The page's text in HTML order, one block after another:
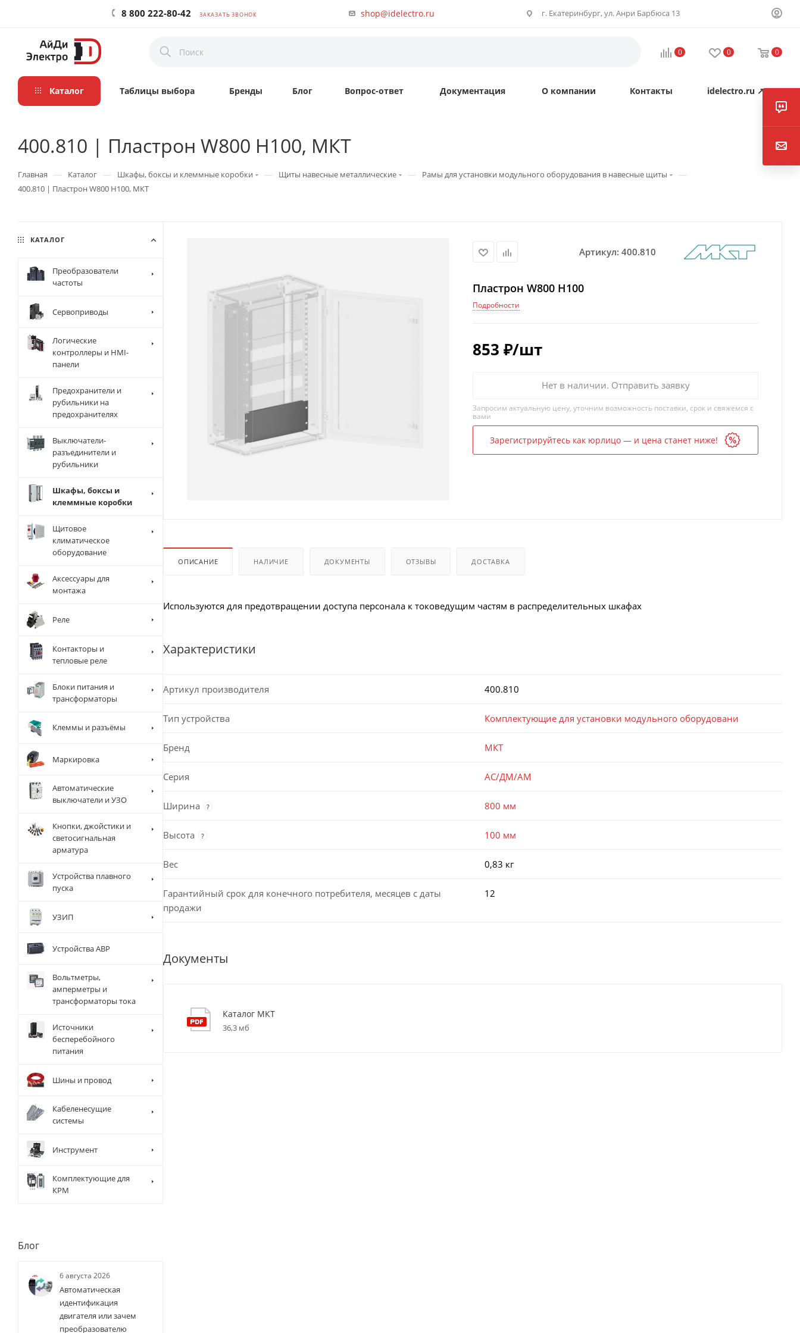
8 800 222-80-42 ЗАКАЗАТЬ ЗВОНОК shop@idelectro.ru г. Екатеринбург, ул. Анри Барбюса 13
0 0 0
Каталог Таблицы выбора Бренды Блог Вопрос-ответ Документация О компании Контакты idelectro.ru ↗
400.810 | Пластрон W800 H100, МКТ
Главная — Каталог — Шкафы, боксы и клеммные коробки — Щиты навесные металлические — Рамы для установки модульного оборудования в навесные щиты —
400.810 | Пластрон W800 H100, МКТ
Артикул: 400.810
Пластрон W800 H100
Подробности
853 ₽/шт
Нет в наличии. Отправить заявку
Запросим актуальную цену, уточним возможность поставки, срок и свяжемся с
вами
Зарегистрируйтесь как юрлицо — и цена станет ниже!
ОПИСАНИЕ НАЛИЧИЕ ДОКУМЕНТЫ ОТЗЫВЫ ДОСТАВКА
Используются для предотвращении доступа персонала к токоведущим частям в распределительных шкафах
Характеристики
Артикул производителя 400.810
Тип устройства Комплектующие для установки модульного оборудовани
Бренд МКТ
Серия АС/ДМ/АМ
Ширина ? 800 мм
Высота ? 100 мм
Вес 0,83 кг
Гарантийный срок для конечного потребителя, месяцев с даты
продажи
12
Документы
Каталог МКТ
36,3 мб
КАТАЛОГ
Преобразователи
частоты
Сервоприводы
Логические
контроллеры и HMI-
панели
Предохранители и
рубильники на
предохранителях
Выключатели-
разъединители и
рубильники
Шкафы, боксы и
клеммные коробки
Щитовое
климатическое
оборудование
Аксессуары для
монтажа
Реле
Контакторы и
тепловые реле
Блоки питания и
трансформаторы
Клеммы и разъёмы
Маркировка
Автоматические
выключатели и УЗО
Кнопки, джойстики и
светосигнальная
арматура
Устройства плавного
пуска
УЗИП
Устройства АВР
Вольтметры,
амперметры и
трансформаторы тока
Источники
бесперебойного
питания
Шины и провод
Кабеленесущие
системы
Инструмент
Комплектующие для
КРМ
Блог
6 августа 2026
Автоматическая
идентификация
двигателя или зачем
преобразователю